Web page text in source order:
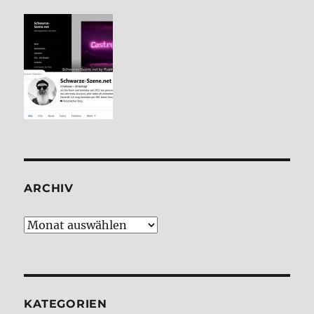
ARCHIV
Archiv
KATE­GO­RIEN